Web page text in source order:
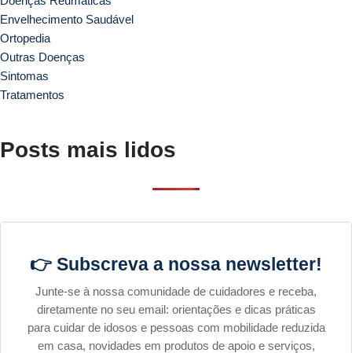
Envelhecimento Saudável
Ortopedia
Outras Doenças
Sintomas
Tratamentos
Posts mais lidos
👉 Subscreva a nossa newsletter!
Junte-se à nossa comunidade de cuidadores e receba,
diretamente no seu email: orientações e dicas práticas
para cuidar de idosos e pessoas com mobilidade reduzida
em casa, novidades em produtos de apoio e serviços,